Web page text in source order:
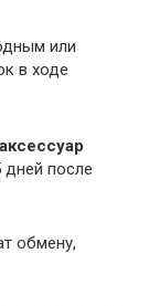
или
в ходе
дней после
обмену,